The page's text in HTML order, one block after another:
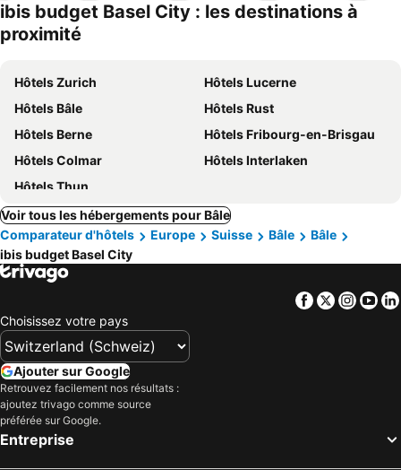
ibis budget Basel City : les destinations à
proximité
Hôtels Zurich
Hôtels Lucerne
Hôtels Bâle
Hôtels Rust
Hôtels Berne
Hôtels Fribourg-en-Brisgau
Hôtels Colmar
Hôtels Interlaken
Hôtels Thun
Voir tous les hébergements pour Bâle
Comparateur d'hôtels
Europe Suisse Bâle
Bâle
ibis budget Basel City
Facebook
Twitter
Choisissez votre pays
Ajouter sur Google
Retrouvez facilement nos résultats :
ajoutez trivago comme source
préférée sur Google.
Entreprise